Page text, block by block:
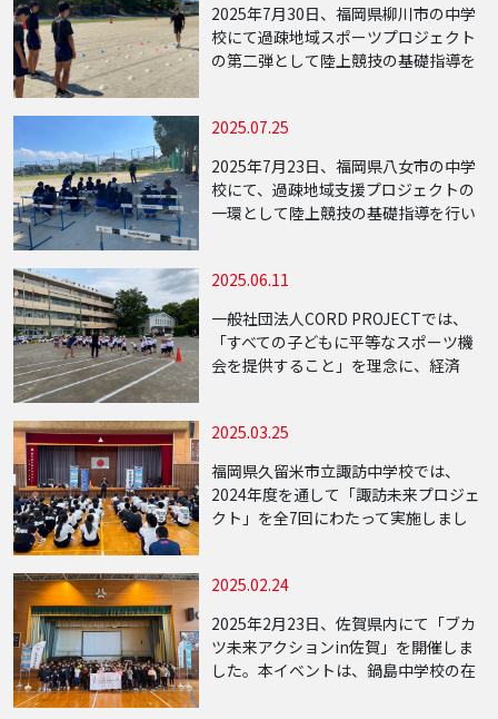
2025年7月30日、福岡県柳川市の中学
校にて過疎地域スポーツプロジェクト
の第二弾として陸上競技の基礎指導を
の基本動作に加え、運動の基礎となる
2025.07.25
2025年7月23日、福岡県八女市の中学
校にて、過疎地域支援プロジェクトの
一環として陸上競技の基礎指導を行い
に、陸上競技を楽しむ体験プログラム
2025.06.11
一般社団法人CORD PROJECTでは、
「すべての子どもに平等なスポーツ機
会を提供すること」を理念に、経済
を全国で展開しています。このたび、
2025.03.25
福岡県久留米市立諏訪中学校では、
2024年度を通して「諏訪未来プロジェ
クト」を全7回にわたって実施しまし
もが平等にスポーツ文化教育を楽しめ
る社会の実現」 […]
2025.02.24
2025年2月23日、佐賀県内にて「ブカ
ツ未来アクションin佐賀」を開催しま
した。本イベントは、鍋島中学校の在